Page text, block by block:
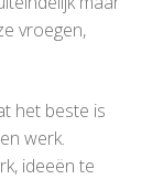
vroegen,
het beste is
werk.
ideeën te